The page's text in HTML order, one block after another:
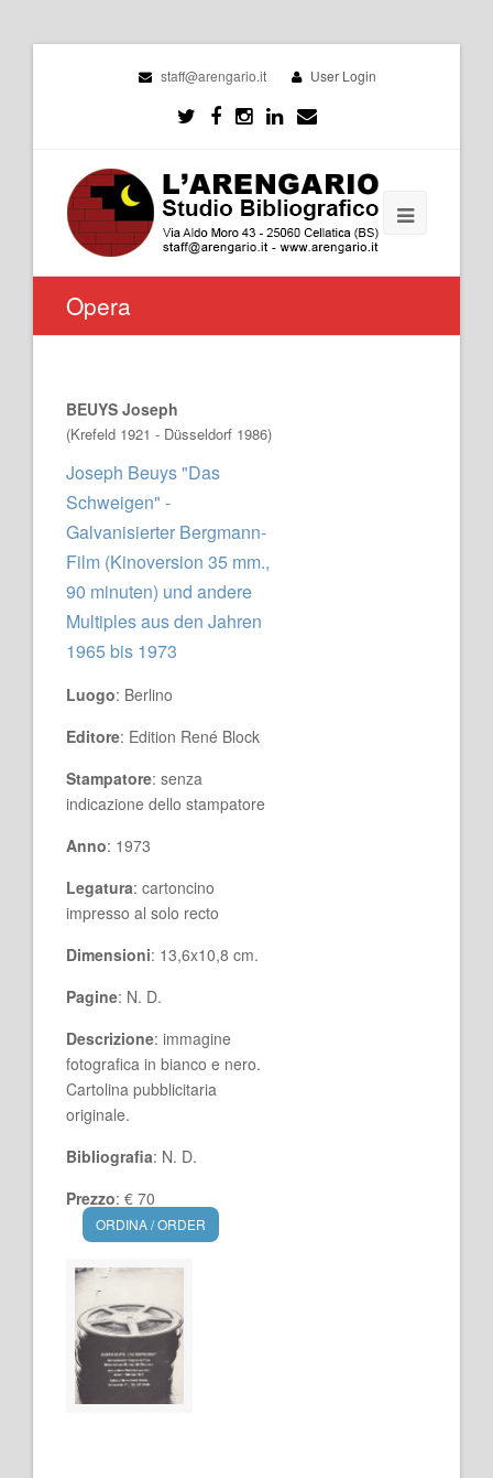
staff@arengario.it User Login
Opera
BEUYS Joseph
(Krefeld 1921 - Düsseldorf 1986)
Joseph Beuys "Das
Schweigen" -
Galvanisierter Bergmann-
Film (Kinoversion 35 mm.,
90 minuten) und andere
Multiples aus den Jahren
1965 bis 1973
Luogo: Berlino
Editore: Edition René Block
Stampatore: senza
indicazione dello stampatore
Anno: 1973
Legatura: cartoncino
impresso al solo recto
Dimensioni: 13,6x10,8 cm.
Pagine: N. D.
Descrizione: immagine
fotografica in bianco e nero.
Cartolina pubblicitaria
originale.
Bibliografia: N. D.
Prezzo: € 70
ORDINA / ORDER